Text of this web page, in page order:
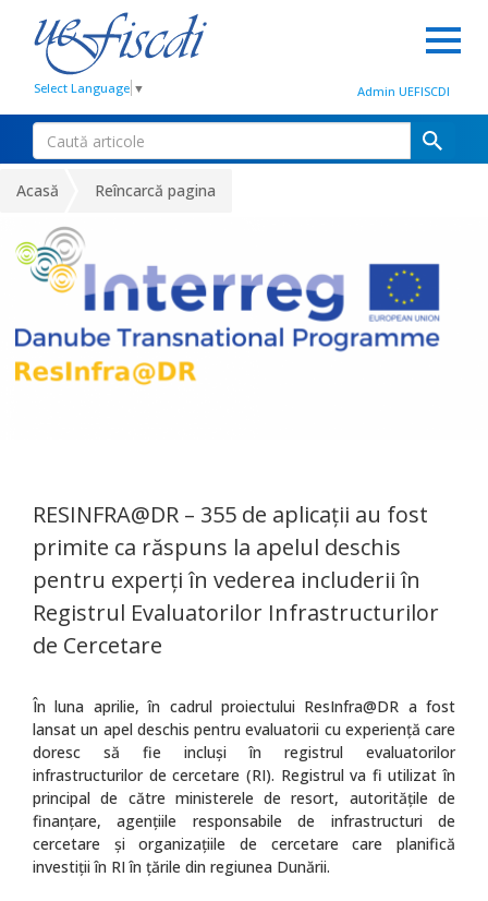
Select Language ▼ Admin UEFISCDI
Acasă Reîncarcă pagina
RESINFRA@DR – 355 de aplicații au fost
primite ca răspuns la apelul deschis
pentru experți în vederea includerii în
Registrul Evaluatorilor Infrastructurilor
de Cercetare
În luna aprilie, în cadrul proiectului ResInfra@DR a fost
lansat un apel deschis pentru evaluatorii cu experiență care
doresc să fie incluși în registrul evaluatorilor
infrastructurilor de cercetare (RI). Registrul va fi utilizat în
principal de către ministerele de resort, autoritățile de
finanțare, agențiile responsabile de infrastructuri de
cercetare și organizațiile de cercetare care planifică
investiții în RI în țările din regiunea Dunării.